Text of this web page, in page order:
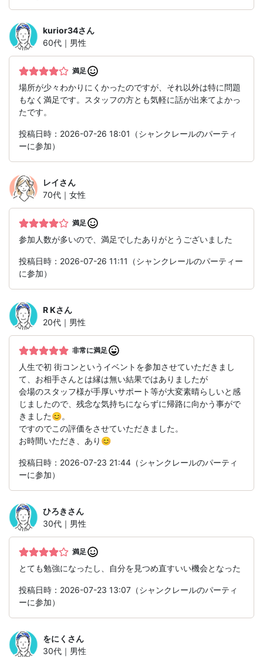
kurior34さん
60代｜男性
満足
場所が少々わかりにくかったのですが、それ以外は特に問題
もなく満足です。スタッフの方とも気軽に話が出来てよかっ
たです。
投稿日時：2026-07-26 18:01（シャンクレールのパーティ
ーに参加）
レイさん
70代｜女性
満足
参加人数が多いので、満足でしたありがとうございました
投稿日時：2026-07-26 11:11（シャンクレールのパーティー
に参加）
R Kさん
20代｜男性
非常に満足
人生で初 街コンというイベントを参加させていただきまし
て、お相手さんとは縁は無い結果ではありましたが
会場のスタッフ様が手厚いサポート等が大変素晴らしいと感
じましたので、残念な気持ちにならずに帰路に向かう事がで
きました😊。
ですのでこの評価をさせていただきました。
お時間いただき、あり😊
投稿日時：2026-07-23 21:44（シャンクレールのパーティ
ーに参加）
ひろきさん
30代｜男性
満足
とても勉強になったし、自分を見つめ直すいい機会となった
投稿日時：2026-07-23 13:07（シャンクレールのパーティ
ーに参加）
をにく さん
30代｜男性